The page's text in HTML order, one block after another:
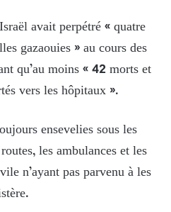
avait perpétré « quatre
gazaouies » au cours des
qu’au moins « 42 morts et
vers les hôpitaux ».
ensevelies sous les
les ambulances et les
n’ayant pas parvenu à les